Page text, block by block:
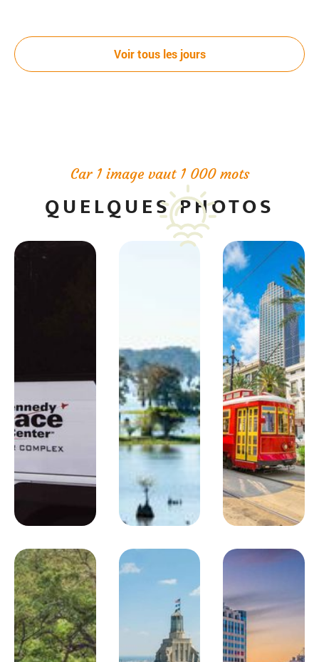
La Nouvelle-Orléans
: Holiday Inn Superdome ***
La Nouvelle-Orléans / Bâton Rouge
300km
Départ par la route des Plantations et visite de la
plantation de Oak Alley. Déjeuner avant de continuer vers
Nuit à l’hôtel Holiday Inn
Hébergement: Holiday Inn Constitution ***
Jour 6
Bâton Rouge / Vicksburg
240km
Découverte de la capitale de la Louisiane et visite du
Museum, musée à ciel ouvert (en option). Déjeuner.
Continuation vers Vicksburg dont les peintures murales
retracent l’histoire de la ville.
Dîner (option PC).
l’hôtel Best Western.
Hébergement: Best Western ***
Voir tous les jours
Car 1 image vaut 1 000 mots
QUELQUES PHOTOS